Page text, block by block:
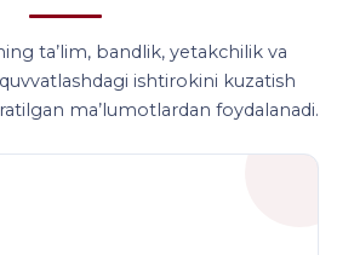
ta’lim, bandlik, yetakchilik va
ishtirokini kuzatish
ma’lumotlardan foydalanadi.